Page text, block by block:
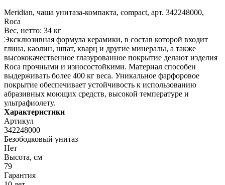
Meridian, чаша унитаза-компакта, compact, арт. 342248000,
Roca
Вес, нетто: 34 кг
Эксклюзивная формула керамики, в состав которой входит
глина, каолин, шпат, кварц и другие минералы, а также
высококачественное глазурованное покрытие делают изделия
Roca прочными и износостойкими. Материал способен
выдерживать более 400 кг веса. Уникальное фарфоровое
покрытие обеспечивает устойчивость к использованию
абразивных моющих средств, высокой температуре и
ультрафиолету.
Характеристики
Артикул
342248000
Безободковый унитаз
Нет
Высота, см
79
Гарантия